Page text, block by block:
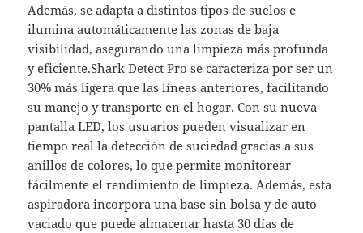
Además, se adapta a distintos tipos de suelos e
ilumina automáticamente las zonas de baja
visibilidad, asegurando una limpieza más profunda
y eficiente.Shark Detect Pro se caracteriza por ser un
30% más ligera que las líneas anteriores, facilitando
su manejo y transporte en el hogar. Con su nueva
pantalla LED, los usuarios pueden visualizar en
tiempo real la detección de suciedad gracias a sus
anillos de colores, lo que permite monitorear
fácilmente el rendimiento de limpieza. Además, esta
aspiradora incorpora una base sin bolsa y de auto
vaciado que puede almacenar hasta 30 días de